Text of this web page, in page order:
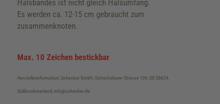
Halsbandes ist nicht gleich Halsumfang.
Es werden ca. 12-15 cm gebraucht zum
zusammenknoten.
Max. 10 Zeichen bestickbar
Herstellerinformation: Schecker GmbH, Ostvictorburer Strasse 109, DE-26624,
Südbrookmerland, info@schecker.de